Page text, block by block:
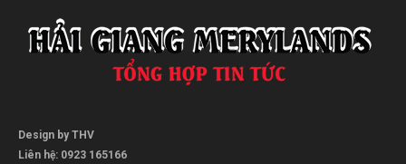
Design by THV
Liên hệ: 0923 165166